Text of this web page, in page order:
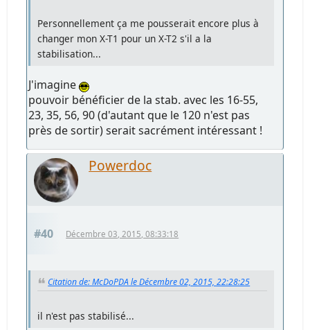
Personnellement ça me pousserait encore plus à
changer mon X-T1 pour un X-T2 s'il a la
stabilisation...
J'imagine
pouvoir bénéficier de la stab. avec les 16-55,
23, 35, 56, 90 (d'autant que le 120 n'est pas
près de sortir) serait sacrément intéressant !
Powerdoc
#40 Décembre 03, 2015, 08:33:18
Citation de: McDoPDA le Décembre 02, 2015, 22:28:25
il n'est pas stabilisé...